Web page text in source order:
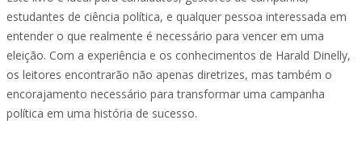
estudantes de ciência política, e qualquer pessoa interessada em
entender o que realmente é necessário para vencer em uma
eleição. Com a experiência e os conhecimentos de Harald Dinelly,
os leitores encontrarão não apenas diretrizes, mas também o
encorajamento necessário para transformar uma campanha
política em uma história de sucesso.